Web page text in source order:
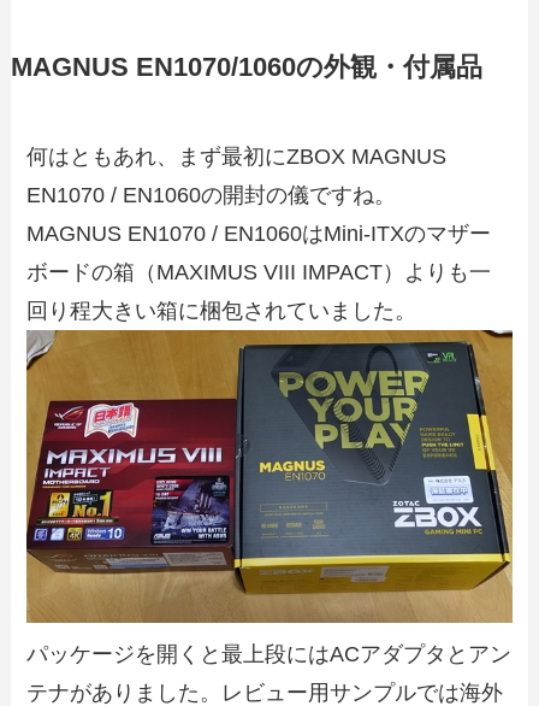
MAGNUS EN1070/1060の外観・付属品
何はともあれ、まず最初にZBOX MAGNUS
EN1070 / EN1060の開封の儀ですね。
MAGNUS EN1070 / EN1060はMini-ITXのマザー
ボードの箱（MAXIMUS VIII IMPACT）よりも一
回り程大きい箱に梱包されていました。
パッケージを開くと最上段にはACアダプタとアン
テナがありました。レビュー用サンプルでは海外